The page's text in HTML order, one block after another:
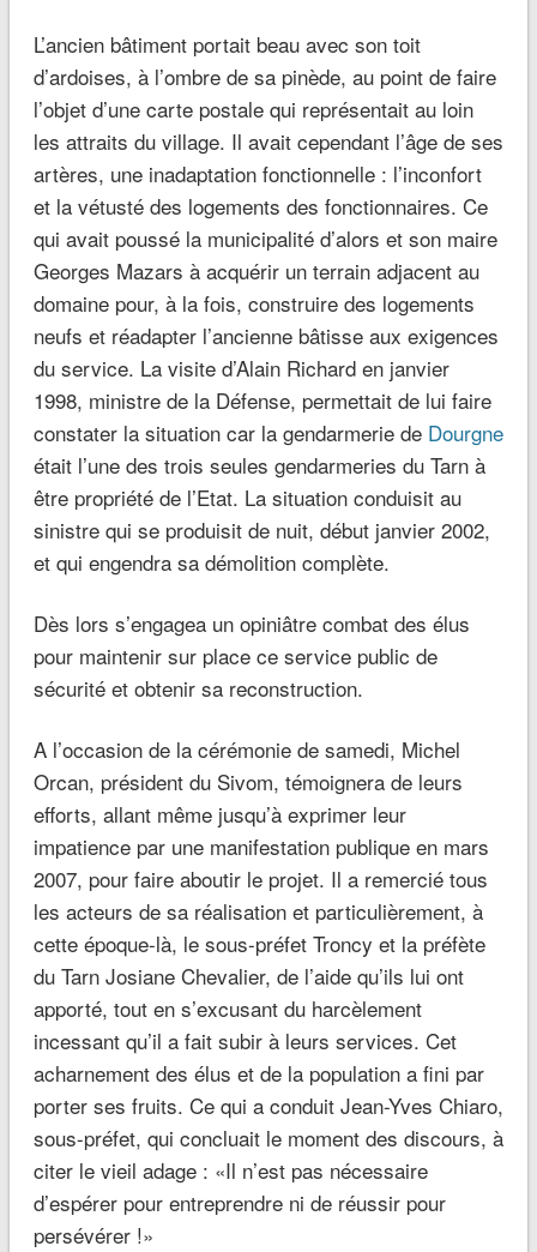
L’ancien bâtiment portait beau avec son toit
d’ardoises, à l’ombre de sa pinède, au point de faire
l’objet d’une carte postale qui représentait au loin
les attraits du village. Il avait cependant l’âge de ses
artères, une inadaptation fonctionnelle : l’inconfort
et la vétusté des logements des fonctionnaires. Ce
qui avait poussé la municipalité d’alors et son maire
Georges Mazars à acquérir un terrain adjacent au
domaine pour, à la fois, construire des logements
neufs et réadapter l’ancienne bâtisse aux exigences
du service. La visite d’Alain Richard en janvier
1998, ministre de la Défense, permettait de lui faire
constater la situation car la gendarmerie de Dourgne
était l’une des trois seules gendarmeries du Tarn à
être propriété de l’Etat. La situation conduisit au
sinistre qui se produisit de nuit, début janvier 2002,
et qui engendra sa démolition complète.
Dès lors s’engagea un opiniâtre combat des élus
pour maintenir sur place ce service public de
sécurité et obtenir sa reconstruction.
A l’occasion de la cérémonie de samedi, Michel
Orcan, président du Sivom, témoignera de leurs
efforts, allant même jusqu’à exprimer leur
impatience par une manifestation publique en mars
2007, pour faire aboutir le projet. Il a remercié tous
les acteurs de sa réalisation et particulièrement, à
cette époque-là, le sous-préfet Troncy et la préfète
du Tarn Josiane Chevalier, de l’aide qu’ils lui ont
apporté, tout en s’excusant du harcèlement
incessant qu’il a fait subir à leurs services. Cet
acharnement des élus et de la population a fini par
porter ses fruits. Ce qui a conduit Jean-Yves Chiaro,
sous-préfet, qui concluait le moment des discours, à
citer le vieil adage : «Il n’est pas nécessaire
d’espérer pour entreprendre ni de réussir pour
persévérer !»